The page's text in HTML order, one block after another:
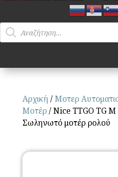
Products
search
Αρχική /Μοτερ
Μοτέρ/ Nice TTGO TG
Σωληνωτό μοτέρ ρολού